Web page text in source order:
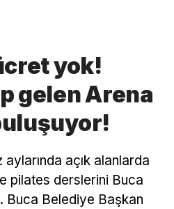
yok!
gelen Arena
açık alanlarda
pilates derslerini Buca
Buca Belediye Başkan